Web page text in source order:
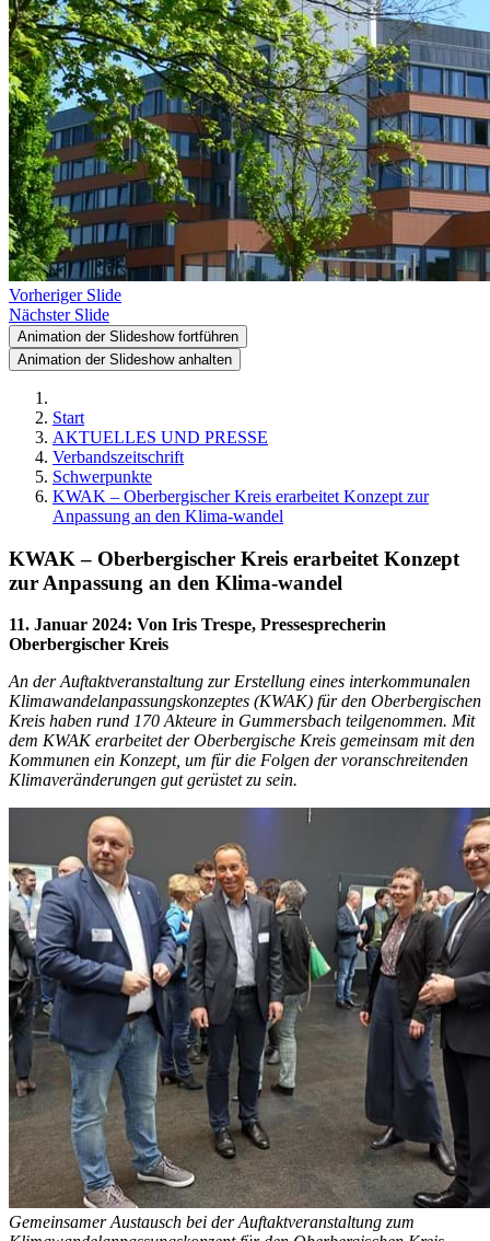
Vorheriger Slide
Nächster Slide
Animation der Slideshow fortführen
Animation der Slideshow anhalten
Start
AKTUELLES UND PRESSE
Verbandszeitschrift
Schwerpunkte
KWAK – Oberbergischer Kreis erarbeitet Konzept zur
Anpassung an den Klima-wandel
KWAK – Oberbergischer Kreis erarbeitet Konzept
zur Anpassung an den Klima-wandel
11. Januar 2024: Von Iris Trespe, Pressesprecherin
Oberbergischer Kreis
An der Auftaktveranstaltung zur Erstellung eines interkommunalen
Klimawandelanpassungskonzeptes (KWAK) für den Oberbergischen
Kreis haben rund 170 Akteure in Gummersbach teilgenommen. Mit
dem KWAK erarbeitet der Oberbergische Kreis gemeinsam mit den
Kommunen ein Konzept, um für die Folgen der voranschreitenden
Klimaveränderungen gut gerüstet zu sein.
Gemeinsamer Austausch bei der Auftaktveranstaltung zum